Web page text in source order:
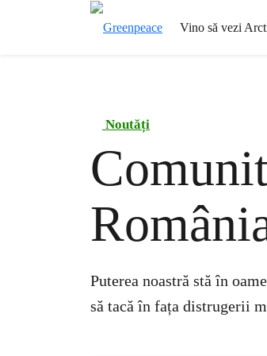
Vino să vezi
Noutăți
Puterea noastră stă în
să tacă în fața distrugerii